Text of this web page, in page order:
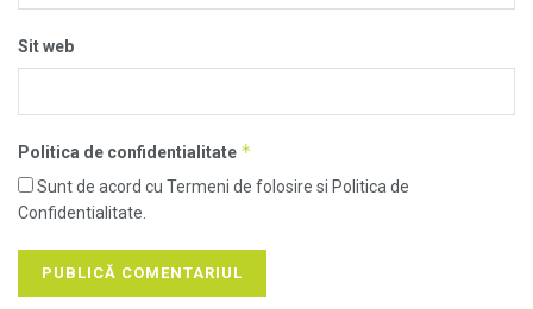
Sit web
Politica de confidentialitate *
Sunt de acord cu Termeni de folosire si Politica de
Confidentialitate.